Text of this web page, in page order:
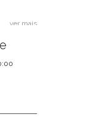
ver mais